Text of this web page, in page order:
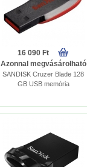
16 090 Ft
Azonnal megvásárolható
SANDISK Cruzer Blade 128
GB USB memória